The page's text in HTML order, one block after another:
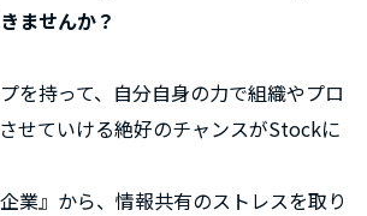
ませんか？
を持って、自分自身の力で組織やプロ
せていける絶好のチャンスがStockに
業』から、情報共有のストレスを取り